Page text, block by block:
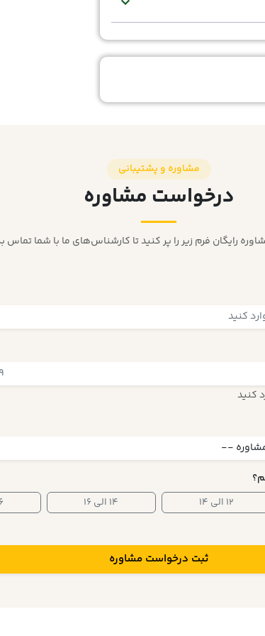
مشاوره و پشتیبانی
درخواست مشاوره
رایگان فرم زیر را پر کنید تا کارشناس‌های ما با شما تماس
کنید
۱۲ الی ۱۴ ۱۴ الی ۱۶
ثبت درخواست مشاوره